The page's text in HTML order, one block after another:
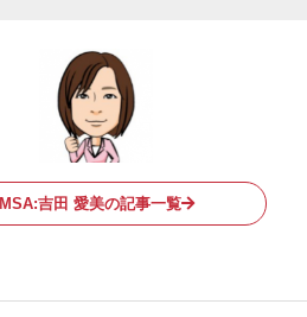
MSA:吉田 愛美の記事一覧